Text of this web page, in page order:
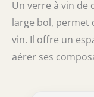
Un verre à vin de
large bol, permet
vin. Il offre un
aérer ses